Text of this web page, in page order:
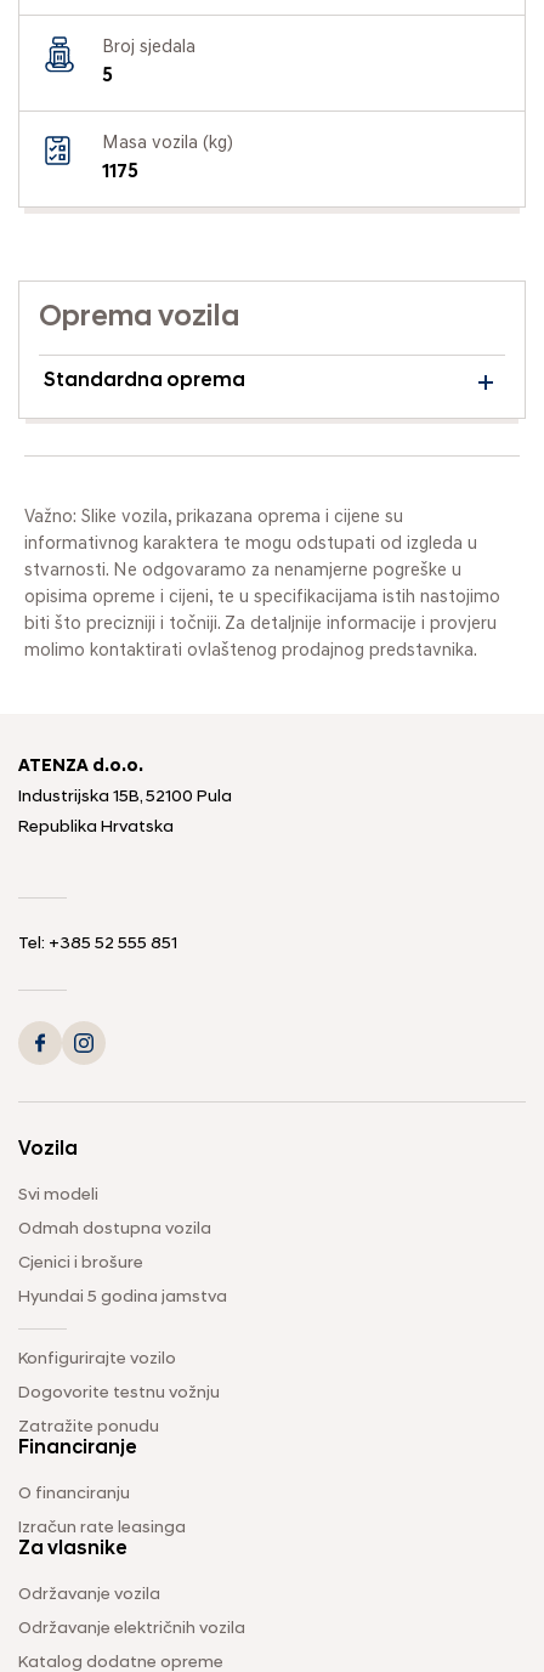
Broj sjedala
5
Masa vozila (kg)
1175
Oprema vozila
Standardna oprema
Važno: Slike vozila, prikazana oprema i cijene su
informativnog karaktera te mogu odstupati od izgleda u
stvarnosti. Ne odgovaramo za nenamjerne pogreške u
opisima opreme i cijeni, te u specifikacijama istih nastojimo
biti što precizniji i točniji. Za detaljnije informacije i provjeru
molimo kontaktirati ovlaštenog prodajnog predstavnika.
ATENZA d.o.o.
Industrijska 15B, 52100 Pula
Republika Hrvatska
Tel: +385 52 555 851
Vozila
Svi modeli
Odmah dostupna vozila
Cjenici i brošure
Hyundai 5 godina jamstva
Konfigurirajte vozilo
Dogovorite testnu vožnju
Zatražite ponudu
Financiranje
O financiranju
Izračun rate leasinga
Za vlasnike
Održavanje vozila
Održavanje električnih vozila
Katalog dodatne opreme